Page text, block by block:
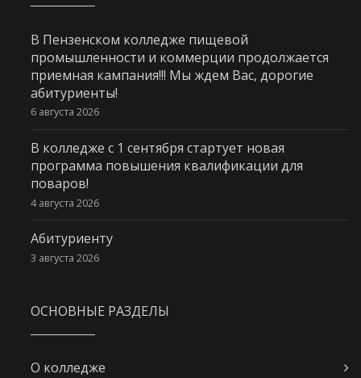
В Пензенском колледже пищевой
промышленности и коммерции продолжается
приемная кампания!!! Мы ждем Вас, дорогие
абитуриенты!
6 августа 2026
В колледже с 1 сентября стартует новая
программа повышения квалификации для
поваров!
4 августа 2026
Абитуриенту
3 августа 2026
ОСНОВНЫЕ РАЗДЕЛЫ
О колледже